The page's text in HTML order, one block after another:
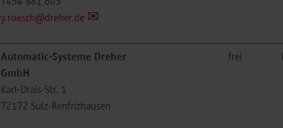
y.roesch@dreher.de
Automatic-Systeme Dreher
GmbH
Karl-Drais-Str. 1
72172 Sulz-Renfrizhausen
frei